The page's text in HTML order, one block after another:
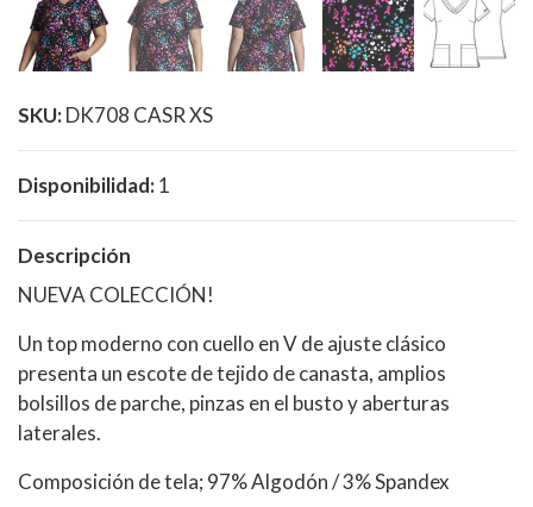
SKU:DK708 CASR XS
Disponibilidad:1
Descripción
NUEVA COLECCIÓN!
Un top moderno con cuello en V de ajuste clásico
presenta un escote de tejido de canasta, amplios
bolsillos de parche, pinzas en el busto y aberturas
laterales.
Composición de tela; 97% Algodón / 3% Spandex